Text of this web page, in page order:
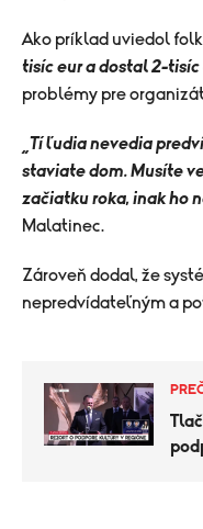
Ako príklad uviedol
tisíc eur a dostal 2-tisíc
problémy pre
„Tí ľudia nevedia
staviate dom. Musíte
začiatku roka, inak ho
Malatinec.
Zároveň dodal, že
nepredvídateľným a